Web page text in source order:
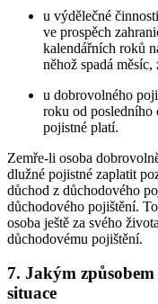
u výdělečné
ve prospěch
kalendářních roků
něhož spadá
u dobrovolného
roku od posledního
pojistné platí.
Zemře-li osoba
dlužné pojistné zaplatit
důchod z důchodového
důchodového pojištění.
osoba ještě za svého
důchodovému pojištění.
7. Jakým
situace